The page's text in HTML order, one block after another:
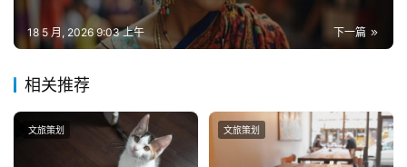
下一篇
18 5 月, 2026 9:03 上午
相关推荐
文旅策划 文旅策划